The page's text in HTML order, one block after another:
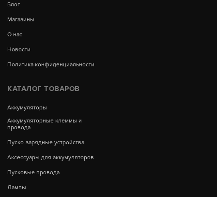
Блог
Магазины
О нас
Новости
Политика конфиденциальности
КАТАЛОГ ТОВАРОВ
Аккумуляторы
Аккумуляторные клеммы и
провода
Пуско-зарядные устройства
Аксессуары для аккумуляторов
Пусковые провода
Лампы